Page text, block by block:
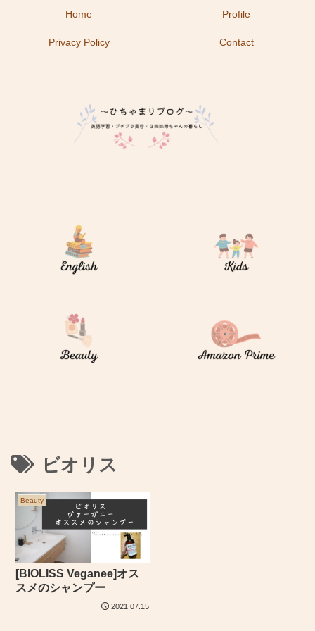
Home Profile
Privacy Policy Contact
ビオリス
Beauty
[BIOLISS Veganee]オス
スメのシャンプー
2021.07.15